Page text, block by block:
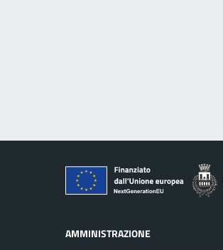
AMMINISTRAZIONE